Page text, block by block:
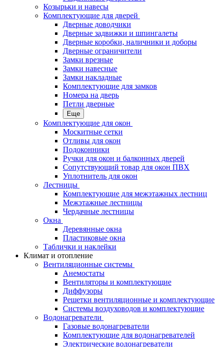
Козырьки и навесы
Комплектующие для дверей
Дверные доводчики
Дверные задвижки и шпингалеты
Дверные коробки, наличники и доборы
Дверные ограничители
Замки врезные
Замки навесные
Замки накладные
Комплектующие для замков
Номера на дверь
Петли дверные
Еще
Комплектующие для окон
Москитные сетки
Отливы для окон
Подоконники
Ручки для окон и балконных дверей
Сопутствующий товар для окон ПВХ
Уплотнитель для окон
Лестницы
Комплектующие для межэтажных лестниц
Межэтажные лестницы
Чердачные лестницы
Окна
Деревянные окна
Пластиковые окна
Таблички и наклейки
Климат и отопление
Вентиляционные системы
Анемостаты
Вентиляторы и комплектующие
Диффузоры
Решетки вентиляционные и комплектующие
Системы воздуховодов и комплектующие
Водонагреватели
Газовые водонагреватели
Комплектующие для водонагревателей
Электрические водонагреватели